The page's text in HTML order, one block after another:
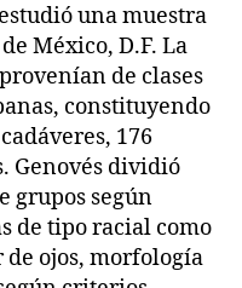
una muestra
México, D.F. La
de clases
constituyendo
176
Genovés dividió
grupos según
de tipo racial como
ojos, morfología